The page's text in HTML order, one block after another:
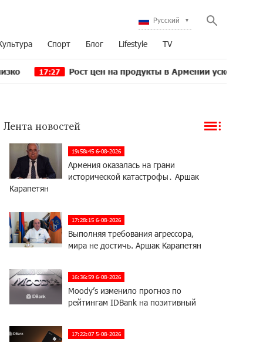
Русский
Спорт Блог Lifestyle TV
17:27 Рост цен на продукты в Армении ускорился до
Лента новостей
19:58:45 6-08-2026
Армения оказалась на грани
исторической катастрофы․ Аршак
Карапетян
17:28:15 6-08-2026
Выполняя требования агрессора,
мира не достичь. Аршак Карапетян
16:36:59 6-08-2026
Moody’s изменило прогноз по
рейтингам IDBank на позитивный
17:22:07 5-08-2026